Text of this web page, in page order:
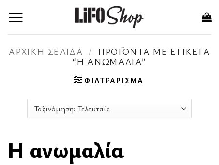
στο
ΑΡΧΙΚΉ ΣΕΛΊΔΑ /
ΠΡΟΪΌΝΤΑ ΜΕ ΕΤΙΚΈΤΑ
“Η ΑΝΩΜΑΛΊΑ”
ΦΙΛΤΡΆΡΙΣΜΑ
Η ανωμαλία